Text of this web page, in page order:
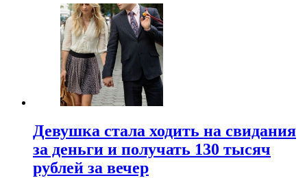
Девушка стала ходить на свидания
за деньги и получать 130 тысяч
рублей за вечер